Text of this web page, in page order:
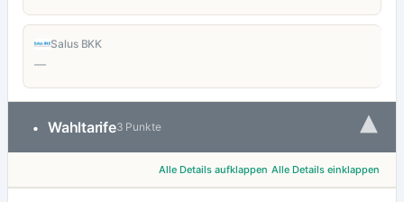
Salus BKK
—
• Wahltarife3 Punkte ▾
Alle Details aufklappen Alle Details einklappen